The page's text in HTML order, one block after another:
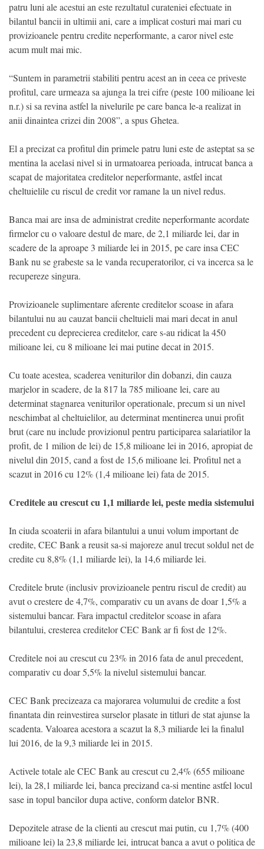
patru luni ale acestui an este rezultatul curateniei efectuate in
bilantul bancii in ultimii ani, care a implicat costuri mai mari cu
provizioanele pentru credite neperformante, a caror nivel este
acum mult mai mic.
“Suntem in parametrii stabiliti pentru acest an in ceea ce priveste
profitul, care urmeaza sa ajunga la trei cifre (peste 100 milioane lei
n.r.) si sa revina astfel la nivelurile pe care banca le-a realizat in
anii dinaintea crizei din 2008”, a spus Ghetea.
El a precizat ca profitul din primele patru luni este de asteptat sa se
mentina la acelasi nivel si in urmatoarea perioada, intrucat banca a
scapat de majoritatea creditelor neperformante, astfel incat
cheltuielile cu riscul de credit vor ramane la un nivel redus.
Banca mai are insa de administrat credite neperformante acordate
firmelor cu o valoare destul de mare, de 2,1 miliarde lei, dar in
scadere de la aproape 3 miliarde lei in 2015, pe care insa CEC
Bank nu se grabeste sa le vanda recuperatorilor, ci va incerca sa le
recupereze singura.
Provizioanele suplimentare aferente creditelor scoase in afara
bilantului nu au cauzat bancii cheltuieli mai mari decat in anul
precedent cu deprecierea creditelor, care s-au ridicat la 450
milioane lei, cu 8 milioane lei mai putine decat in 2015.
Cu toate acestea, scaderea veniturilor din dobanzi, din cauza
marjelor in scadere, de la 817 la 785 milioane lei, care au
determinat stagnarea veniturilor operationale, precum si un nivel
neschimbat al cheltuielilor, au determinat mentinerea unui profit
brut (care nu include provizionul pentru participarea salariatilor la
profit, de 1 milion de lei) de 15,8 milioane lei in 2016, apropiat de
nivelul din 2015, cand a fost de 15,6 milioane lei. Profitul net a
scazut in 2016 cu 12% (1,4 milioane lei) fata de 2015.
Creditele au crescut cu 1,1 miliarde lei, peste media sistemului
In ciuda scoaterii in afara bilantului a unui volum important de
credite, CEC Bank a reusit sa-si majoreze anul trecut soldul net de
credite cu 8,8% (1,1 miliarde lei), la 14,6 miliarde lei.
Creditele brute (inclusiv provizioanele pentru riscul de credit) au
avut o crestere de 4,7%, comparativ cu un avans de doar 1,5% a
sistemului bancar. Fara impactul creditelor scoase in afara
bilantului, cresterea creditelor CEC Bank ar fi fost de 12%.
Creditele noi au crescut cu 23% in 2016 fata de anul precedent,
comparativ cu doar 5,5% la nivelul sistemului bancar.
CEC Bank precizeaza ca majorarea volumului de credite a fost
finantata din reinvestirea surselor plasate in titluri de stat ajunse la
scadenta. Valoarea acestora a scazut la 8,3 miliarde lei la finalul
lui 2016, de la 9,3 miliarde lei in 2015.
Activele totale ale CEC Bank au crescut cu 2,4% (655 milioane
lei), la 28,1 miliarde lei, banca precizand ca-si mentine astfel locul
sase in topul bancilor dupa active, conform datelor BNR.
Depozitele atrase de la clienti au crescut mai putin, cu 1,7% (400
milioane lei) la 23,8 miliarde lei, intrucat banca a avut o politica de